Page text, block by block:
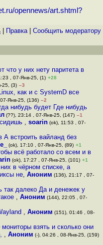
opennews/art.shtml?
Правка| Cообщить модератору
что у них нету паритета в
, 07-Янв-25, (1) +28
25, (3) –3
как и с SystemD все
Янв-25, (136) –2
нибудь будет Где нибудь
(??), 23:14 , 07-Янв-25, (147) –1
, soarin(ok), 11:53 , 07-
А встроить вайланд без
(ok), 17:10 , 07-Янв-25, (89) +1
всё работало со всем и в
(ok), 17:27 , 07-Янв-25, (101) +1
в чёрном списке, а
не, Аноним (136), 21:17 , 07-
так далеко Да и денежек у
, Аноним (144), 22:05 , 07-
,Аноним (151), 01:46 , 08-
взять и сколько они
, Аноним (-), 04:26 , 08-Янв-25, (159)